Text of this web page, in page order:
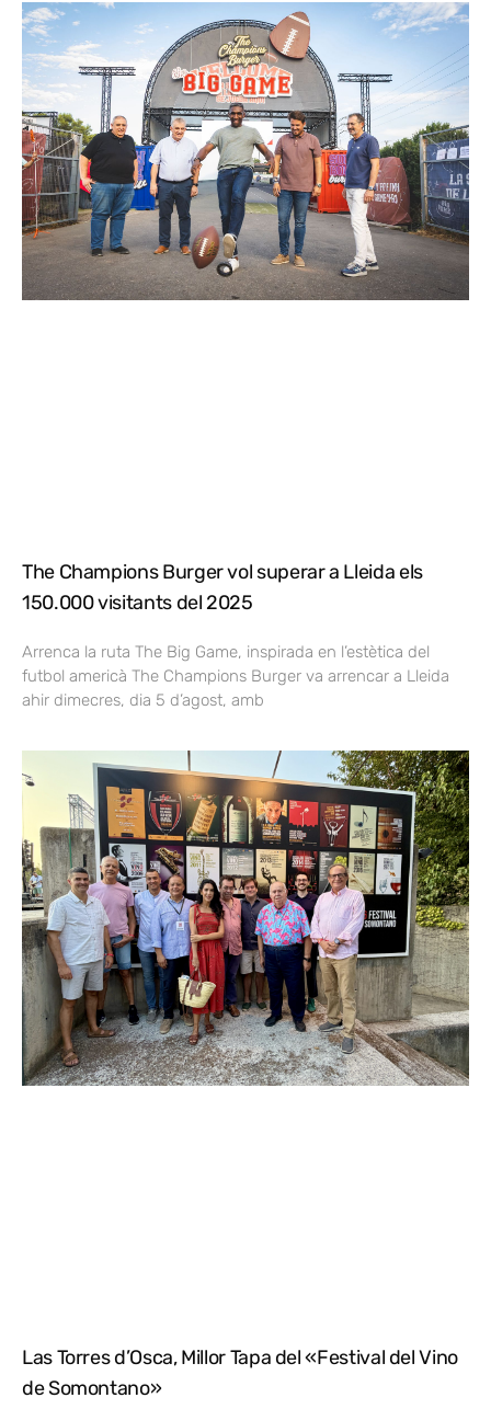
The Champions Burger vol superar a Lleida els
150.000 visitants del 2025
Arrenca la ruta The Big Game, inspirada en l’estètica del
futbol americà The Champions Burger va arrencar a Lleida
ahir dimecres, dia 5 d’agost, amb
Las Torres d’Osca, Millor Tapa del «Festival del Vino
de Somontano»